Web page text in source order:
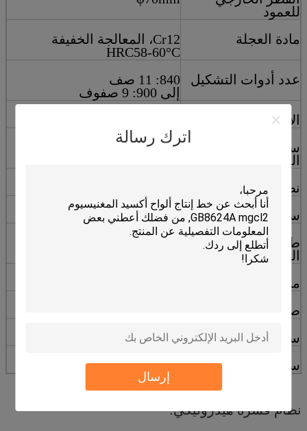
اترك رسالة
إرسال
للعمود
مادة العجلة
Cr12، المعالجة الخفيفة
HRC58-60°C
عدد أدوات التشكيل
840: 11 صف
إلى 900: 9 صفوف
الإطار الرئيسي
سمك الصفيحة
المتوسطة
16ملم
نظام النقل
سمك السلسلة
1 بوصة
طاقة المحرك
الرئيسي
محامل
صندوق التروس
سرعة التشكيل
8-12m/min
سمك التدحرج
0.3-0.8 ملم
نظام قشرة هيدروليكي: